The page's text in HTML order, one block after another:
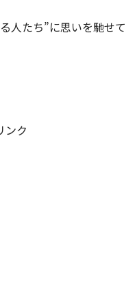
人たち”に思いを馳せて
ンク